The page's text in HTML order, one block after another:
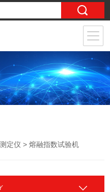
定仪 > 熔融指数试验机